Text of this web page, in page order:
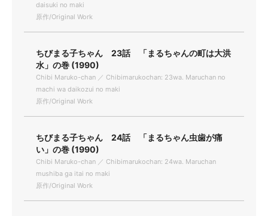
daisuki no maki
原作/Original Work
ちびまる子ちゃん 23話 「まるちゃんの町は大洪
水」の巻 (1990)
Chibi Maruko-chan ／ Chibimarukochan: 23wa. Maruchan no
machi wa daikozui no maki
原作/Original Work
ちびまる子ちゃん 24話 「まるちゃん虫歯が痛
い」の巻 (1990)
Chibi Maruko-chan ／ Chibimarukochan: 24wa. Maruchan
mushiba ga itai no maki
原作/Original Work